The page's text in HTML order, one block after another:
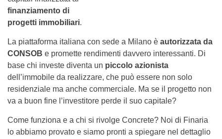
finanziamento di
progetti immobiliari.
La piattaforma italiana con sede a Milano è autorizzata da
CONSOB e promette rendimenti davvero interessanti. Di
base chi investe diventa un piccolo azionista
dell’immobile da realizzare, che può essere non solo
residenziale ma anche commerciale. Ma se il progetto non
va a buon fine l’investitore perde il suo capitale?
Come funziona e a chi si rivolge Concrete? Noi di Finaria
lo abbiamo provato e siamo pronti a spiegare nel dettaglio